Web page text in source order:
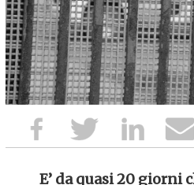
E’ da quasi 20 giorni